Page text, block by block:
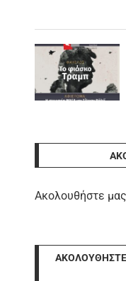
Ακολουθήστε μας